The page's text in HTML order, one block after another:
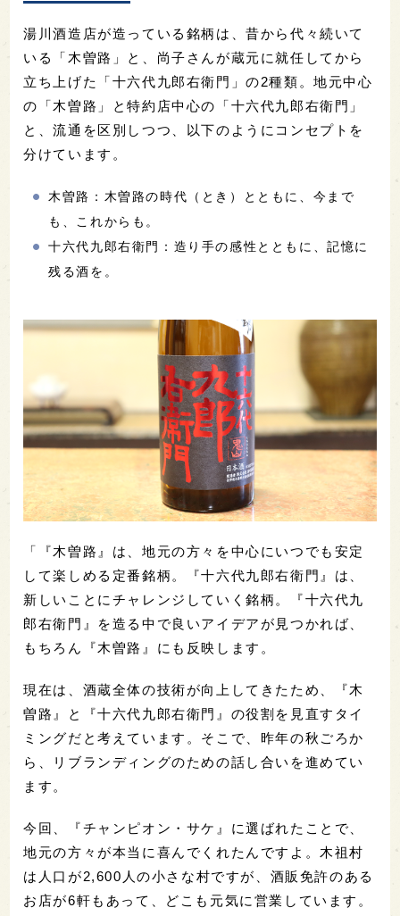
湯川酒造店が造っている銘柄は、昔から代々続いて
いる「木曽路」と、尚子さんが蔵元に就任してから
立ち上げた「十六代九郎右衛門」の2種類。地元中心
の「木曽路」と特約店中心の「十六代九郎右衛門」
と、流通を区別しつつ、以下のようにコンセプトを
分けています。
木曽路：木曽路の時代（とき）とともに、今まで
も、これからも。
十六代九郎右衛門：造り手の感性とともに、記憶に
残る酒を。
「『木曽路』は、地元の方々を中心にいつでも安定
して楽しめる定番銘柄。『十六代九郎右衛門』は、
新しいことにチャレンジしていく銘柄。
『十六代九
郎右衛門』を造る中で良いアイデアが見つかれば、
もちろん『木曽路』にも反映します。
現在は、酒蔵全体の技術が向上してきたため、『木
曽路』と『十六代九郎右衛門』の役割を見直すタイ
ミングだと考えています。そこで、昨年の秋ごろか
ら、リブランディングのための話し合いを進めてい
ます。
今回、『チャンピオン・サケ』に選ばれたことで、
地元の方々が本当に喜んでくれたんですよ。木祖村
は人口が2,600人の小さな村ですが、酒販免許のある
お店が6軒もあって、どこも元気に営業しています。